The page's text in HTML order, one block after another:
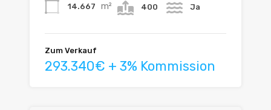
14.667 m² 400 Ja
Zum Verkauf
293.340€ + 3% Kommission